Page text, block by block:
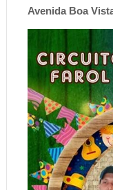
Avenida Boa